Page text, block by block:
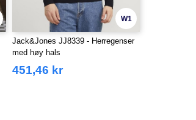
W1
Jack&Jones JJ8339 - Herregenser
med høy hals
451,46 kr